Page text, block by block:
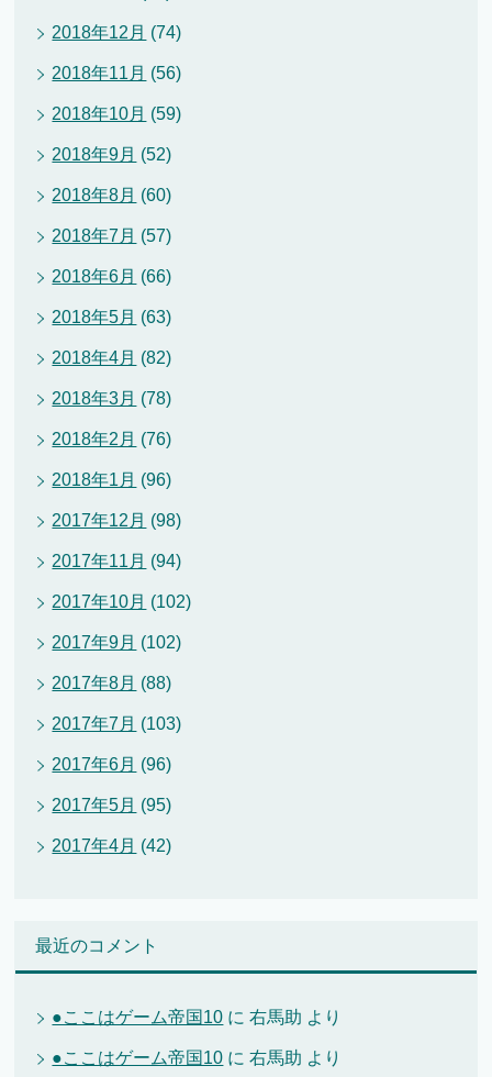
2018年12月 (74)
2018年11月 (56)
2018年10月 (59)
2018年9月 (52)
2018年8月 (60)
2018年7月 (57)
2018年6月 (66)
2018年5月 (63)
2018年4月 (82)
2018年3月 (78)
2018年2月 (76)
2018年1月 (96)
2017年12月 (98)
2017年11月 (94)
2017年10月 (102)
2017年9月 (102)
2017年8月 (88)
2017年7月 (103)
2017年6月 (96)
2017年5月 (95)
2017年4月 (42)
最近のコメント
●ここはゲーム帝国10 に右馬助 より
●ここはゲーム帝国10 に右馬助 より